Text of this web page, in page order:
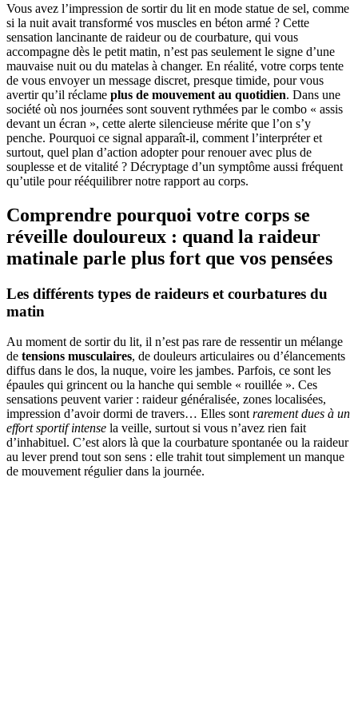
Vous avez l’impression de sortir du lit en mode statue de sel, comme
si la nuit avait transformé vos muscles en béton armé ? Cette
sensation lancinante de raideur ou de courbature, qui vous
accompagne dès le petit matin, n’est pas seulement le signe d’une
mauvaise nuit ou du matelas à changer. En réalité, votre corps tente
de vous envoyer un message discret, presque timide, pour vous
avertir qu’il réclame plus de mouvement au quotidien. Dans une
société où nos journées sont souvent rythmées par le combo « assis
devant un écran », cette alerte silencieuse mérite que l’on s’y
penche. Pourquoi ce signal apparaît-il, comment l’interpréter et
surtout, quel plan d’action adopter pour renouer avec plus de
souplesse et de vitalité ? Décryptage d’un symptôme aussi fréquent
qu’utile pour rééquilibrer notre rapport au corps.
Comprendre pourquoi votre corps se
réveille douloureux : quand la raideur
matinale parle plus fort que vos pensées
Les différents types de raideurs et courbatures du
matin
Au moment de sortir du lit, il n’est pas rare de ressentir un mélange
de tensions musculaires, de douleurs articulaires ou d’élancements
diffus dans le dos, la nuque, voire les jambes. Parfois, ce sont les
épaules qui grincent ou la hanche qui semble « rouillée ». Ces
sensations peuvent varier : raideur généralisée, zones localisées,
impression d’avoir dormi de travers… Elles sont rarement dues à un
effort sportif intense la veille, surtout si vous n’avez rien fait
d’inhabituel. C’est alors là que la courbature spontanée ou la raideur
au lever prend tout son sens : elle trahit tout simplement un manque
de mouvement régulier dans la journée.